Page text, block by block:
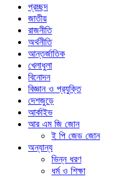
প্রচ্ছদ
জাতীয়
রাজনীতি
অর্থনীতি
আন্তর্জাতিক
খেলাধুলা
বিনোদন
বিজ্ঞান ও প্রযুক্তি
দেশজুড়ে
আর্কাইভ
আর এম জি জোন
ই পি জেড জোন
অন্যান্য
ভিন্ন ধরণ
ধর্ম ও শিক্ষা